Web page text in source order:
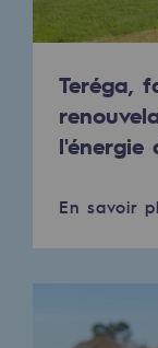
Savoir-
Projet
Teréga,
l'énergie
En savoir